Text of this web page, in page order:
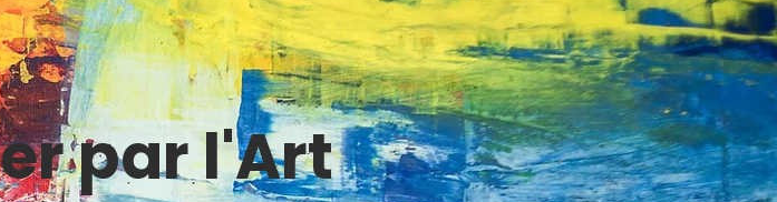
par l'Art